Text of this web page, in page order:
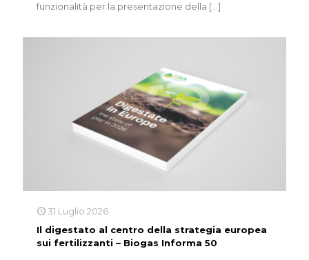
funzionalità per la presentazione della […]
31 Luglio 2026
Il digestato al centro della strategia europea
sui fertilizzanti – Biogas Informa 50